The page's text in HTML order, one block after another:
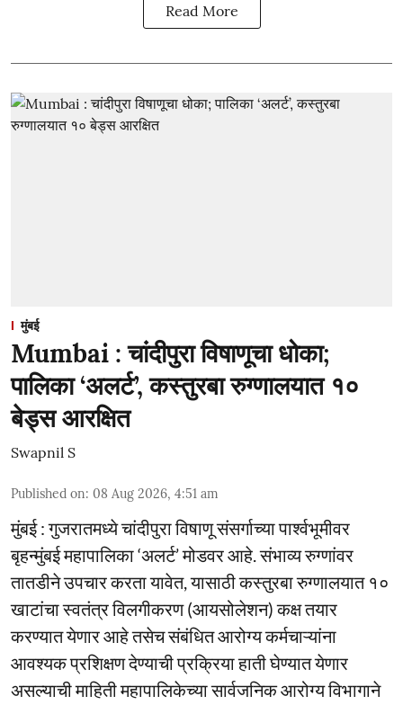
Read More
मुंबई
Mumbai : चांदीपुरा विषाणूचा धोका;
पालिका ‘अलर्ट’, कस्तुरबा रुग्णालयात १०
बेड्स आरक्षित
Swapnil S
Published on: 08 Aug 2026, 4:51 am
मुंबई : गुजरातमध्ये चांदीपुरा विषाणू संसर्गाच्या पार्श्वभूमीवर
बृहन्मुंबई महापालिका ‘अलर्ट’ मोडवर आहे. संभाव्य रुग्णांवर
तातडीने उपचार करता यावेत, यासाठी कस्तुरबा रुग्णालयात १०
खाटांचा स्वतंत्र विलगीकरण (आयसोलेशन) कक्ष तयार
करण्यात येणार आहे तसेच संबंधित आरोग्य कर्मचाऱ्यांना
आवश्यक प्रशिक्षण देण्याची प्रक्रिया हाती घेण्यात येणार
असल्याची माहिती महापालिकेच्या सार्वजनिक आरोग्य विभागाने